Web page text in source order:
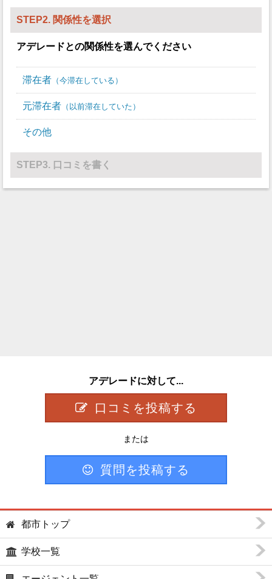
STEP2. 関係性を選択
アデレードとの関係性を選んでください
滞在者 今滞在している
元滞在者 以前滞在していた
その他
STEP3. 口コミを書く
アデレードに対して...
口コミを投稿する
または
質問を投稿する
都市トップ
学校一覧